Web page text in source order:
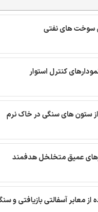
سوخت های نفتی
کنترل استوار
ستون های سنگی در خاک نرم
عمیق متخلخل هدفمند
معابر آسفالتی بازیافتی و